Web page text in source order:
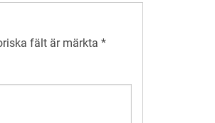
fält är märkta *